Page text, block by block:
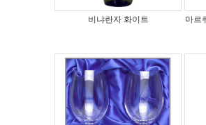
비냐란자 화이트 마르